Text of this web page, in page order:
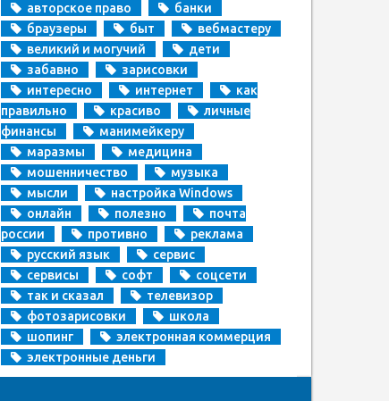
авторское право
банки
браузеры
быт
вебмастеру
великий и могучий
дети
забавно
зарисовки
интересно
интернет
как
правильно
красиво
личные
финансы
манимейкеру
маразмы
медицина
мошенничество
музыка
мысли
настройка Windows
онлайн
полезно
почта
россии
противно
реклама
русский язык
сервис
сервисы
софт
соцсети
так и сказал
телевизор
фотозарисовки
школа
шопинг
электронная коммерция
электронные деньги